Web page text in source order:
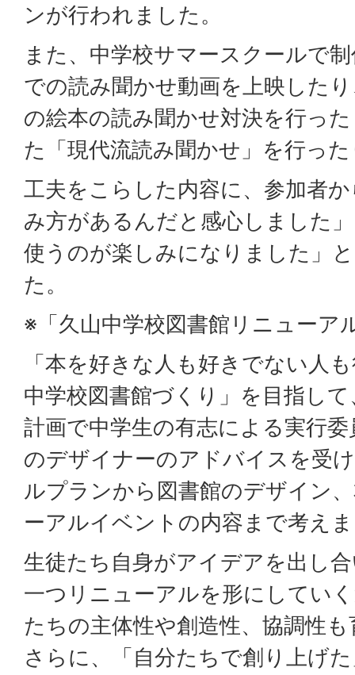
ンが行われました。
また、中学校サマースクールで
での読み聞かせ動画を上映した
の絵本の読み聞かせ対決を行っ
た「現代流読み聞かせ」を行っ
工夫をこらした内容に、参加者
み方があるんだと感心しました
使うのが楽しみになりました」
た。
※「久山中学校図書館リニューア
「本を好きな人も好きでない人
中学校図書館づくり」を目指し
計画で中学生の有志による実行
のデザイナーのアドバイスを受
ルプランから図書館のデザイン
ーアルイベントの内容まで考え
生徒たち自身がアイデアを出し
一つリニューアルを形にしてい
たちの主体性や創造性、協調性
さらに、「自分たちで創り上げ